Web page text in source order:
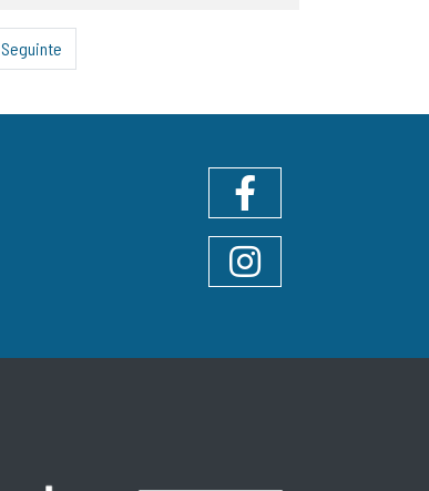
Seguinte
Instagram